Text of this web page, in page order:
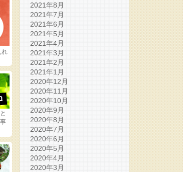
2021年8月
2021年7月
2021年6月
2021年5月
2021年4月
2021年3月
2021年2月
2021年1月
2020年12月
2020年11月
2020年10月
2020年9月
2020年8月
2020年7月
2020年6月
2020年5月
2020年4月
2020年3月
れ